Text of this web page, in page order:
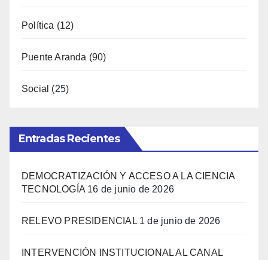
Política (12)
Puente Aranda (90)
Social (25)
Entradas Recientes
DEMOCRATIZACIÓN Y ACCESO A LA CIENCIA
TECNOLOGÍA 16 de junio de 2026
RELEVO PRESIDENCIAL 1 de junio de 2026
INTERVENCIÓN INSTITUCIONAL AL CANAL